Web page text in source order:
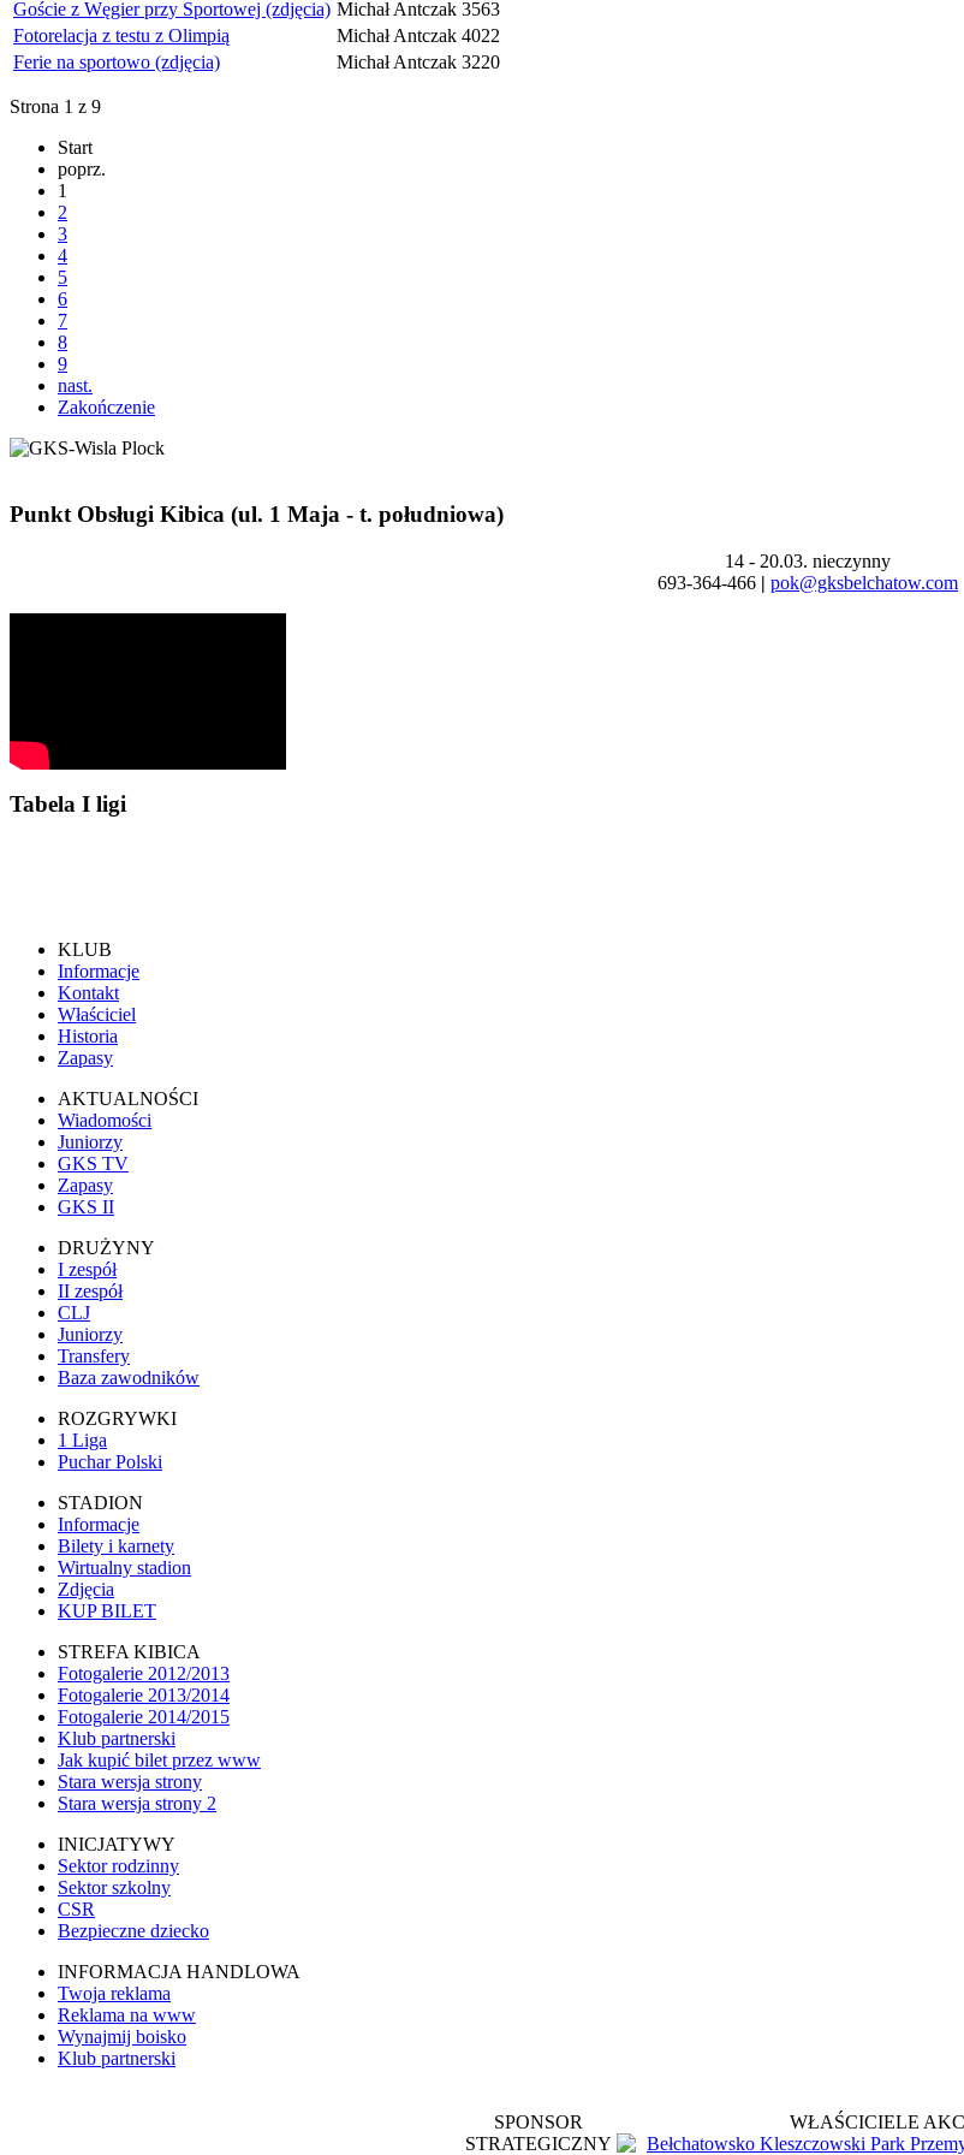
Goście z Węgier przy Sportowej (zdjęcia) Michał Antczak 3563
Fotorelacja z testu z Olimpią
Michał Antczak 4022
Ferie na sportowo (zdjęcia)
Michał Antczak 3220
Strona 1 z 9
Start
poprz.
1
2
3
4
5
6
7
8
9
nast.
Zakończenie
Punkt Obsługi Kibica (ul. 1 Maja - t. południowa)
14 - 20.03. nieczynny
693-364-466 | pok@gksbelchatow.com
Tabela I ligi
KLUB
Informacje
Kontakt
Właściciel
Historia
Zapasy
AKTUALNOŚCI
Wiadomości
Juniorzy
GKS TV
Zapasy
GKS II
DRUŻYNY
I zespół
II zespół
CLJ
Juniorzy
Transfery
Baza zawodników
ROZGRYWKI
1 Liga
Puchar Polski
STADION
Informacje
Bilety i karnety
Wirtualny stadion
Zdjęcia
KUP BILET
STREFA KIBICA
Fotogalerie 2012/2013
Fotogalerie 2013/2014
Fotogalerie 2014/2015
Klub partnerski
Jak kupić bilet przez www
Stara wersja strony
Stara wersja strony 2
INICJATYWY
Sektor rodzinny
Sektor szkolny
CSR
Bezpieczne dziecko
INFORMACJA HANDLOWA
Twoja reklama
Reklama na www
Wynajmij boisko
Klub partnerski
SPONSOR
STRATEGICZNY
WŁAŚCICIELE